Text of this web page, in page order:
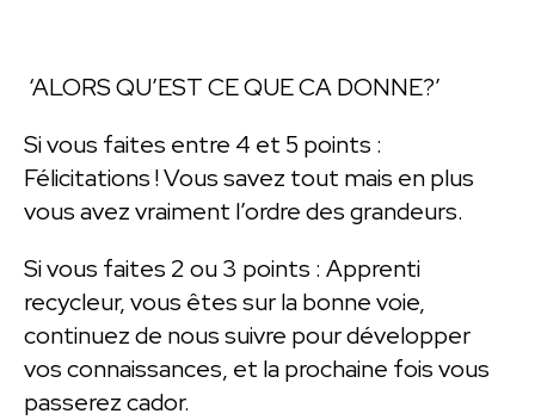
‘ALORS QU’EST CE QUE CA DONNE?’
Si vous faites entre 4 et 5 points :
Félicitations ! Vous savez tout mais en plus
vous avez vraiment l’ordre des grandeurs.
Si vous faites 2 ou 3 points : Apprenti
recycleur, vous êtes sur la bonne voie,
continuez de nous suivre pour développer
vos connaissances, et la prochaine fois vous
passerez cador.